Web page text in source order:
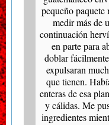
pequeño
medir más de
continuación
en parte para
doblar
expulsaran
que tienen.
enteras de esa
y cálidas. Me
ingredientes